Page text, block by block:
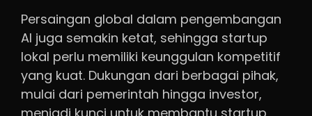
Persaingan global dalam pengembangan
AI juga semakin ketat, sehingga startup
lokal perlu memiliki keunggulan kompetitif
yang kuat. Dukungan dari berbagai pihak,
mulai dari pemerintah hingga investor,